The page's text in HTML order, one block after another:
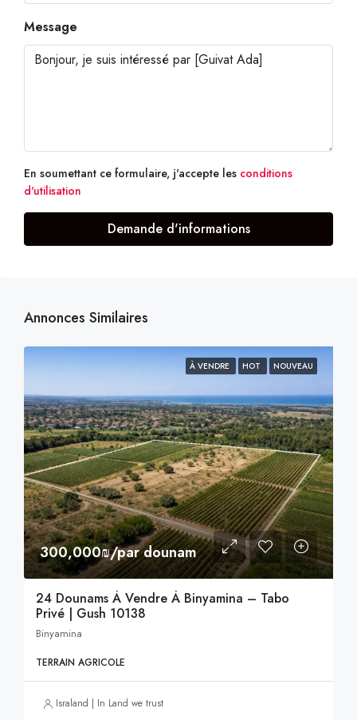
Message
En soumettant ce formulaire, j'accepte les conditions
d'utilisation
Demande d'informations
Annonces Similaires
À VENDRE HOT NOUVEAU
300,000₪/par dounam
24 Dounams À Vendre À Binyamina – Tabo
Privé | Gush 10138
Binyamina
TERRAIN AGRICOLE
Israland | In Land we trust